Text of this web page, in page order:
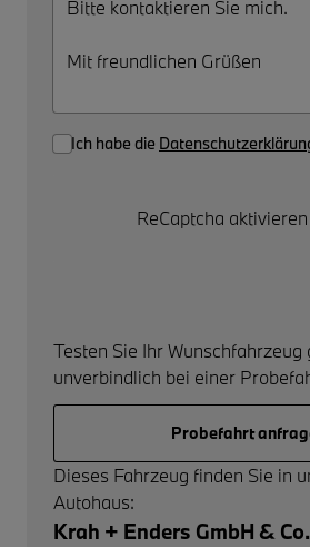
Ich habe die
ReCaptcha aktivieren
Testen Sie Ihr Wunschfahrzeug
unverbindlich bei einer
Probefahrt
Dieses Fahrzeug finden Sie in
Autohaus:
Krah + Enders GmbH &